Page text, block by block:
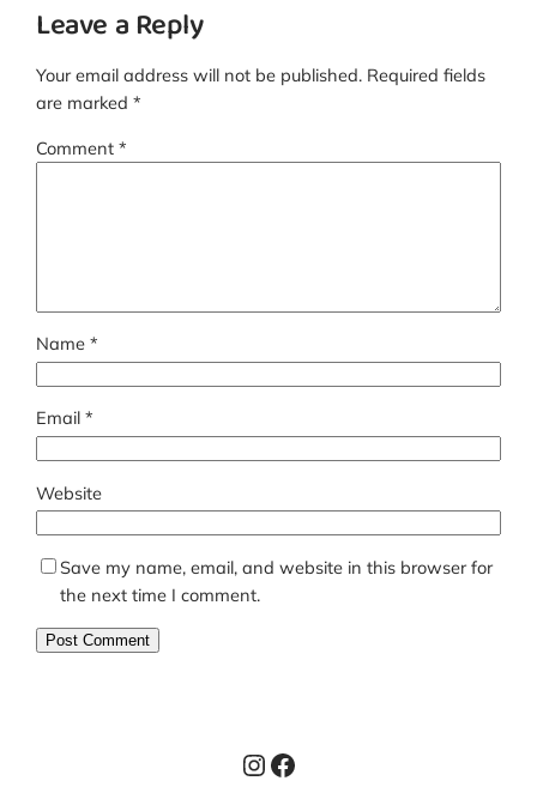
Leave a Reply
Your email address will not be published. Required fields
are marked*
Comment*
Name*
Email*
Website
Save my name, email, and website in this browser for
the next time I comment.
Instagram
Facebook